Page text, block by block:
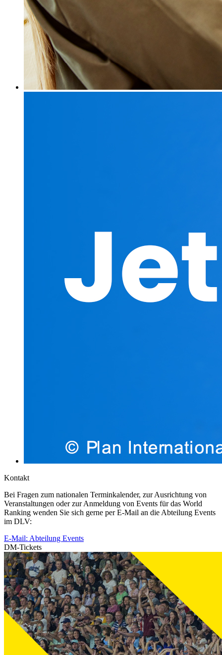
Kontakt
Bei Fragen zum nationalen Terminkalender, zur Ausrichtung von
Veranstaltungen oder zur Anmeldung von Events für das World
Ranking wenden Sie sich gerne per E-Mail an die Abteilung Events
im DLV:
E-Mail: Abteilung Events
DM-Tickets